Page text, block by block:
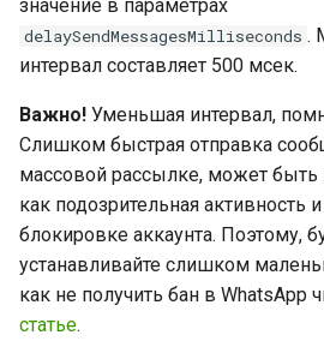
значение в параметрах
delaySendMessagesMilliseconds .
интервал составляет 500 мсек.
Важно! Уменьшая интервал,
Слишком быстрая отправка
массовой рассылке, может быть
как подозрительная активность
блокировке аккаунта. Поэтому,
устанавливайте слишком
как не получить бан в WhatsApp
статье.